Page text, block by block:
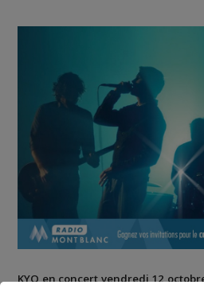
KYO en concert vendredi 12